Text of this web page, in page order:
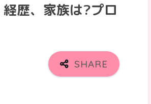
歴、家族は?プロ